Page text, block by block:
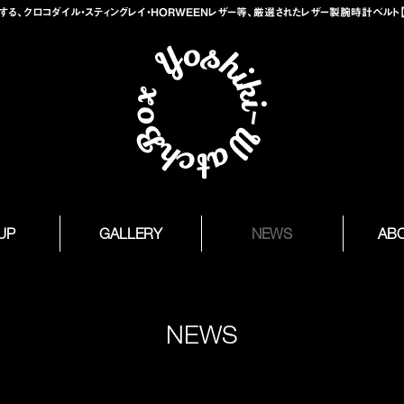
、クロコダイル・スティングレイ・HORWEENレザー等、厳選されたレザー製腕時計ベル
GALLERY NEWS
NEWS